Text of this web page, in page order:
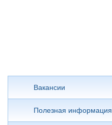
Вакансии
Полезная информация